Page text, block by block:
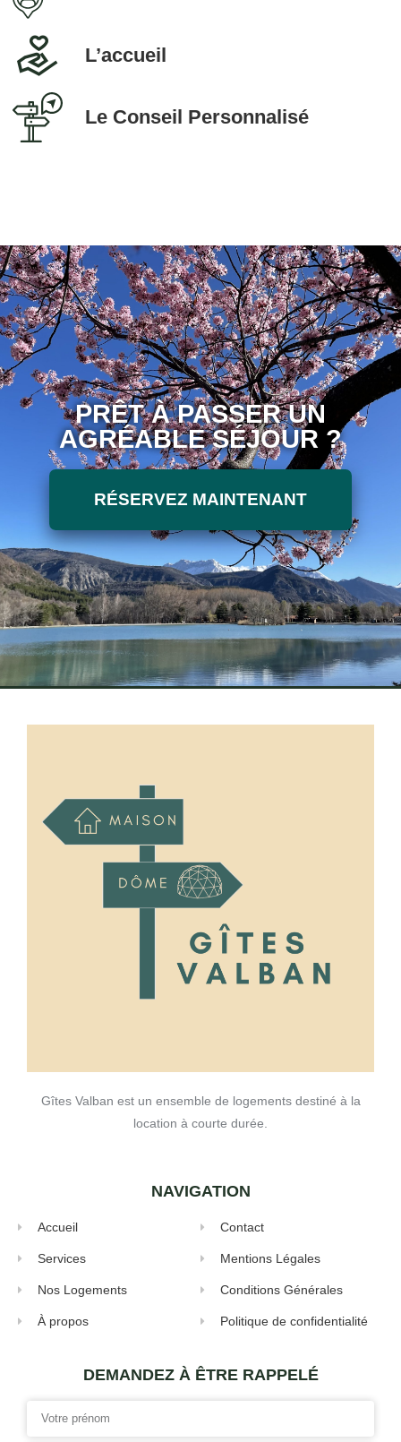
L’accueil
Le Conseil Personnalisé
PRÊT À PASSER UN
AGRÉABLE SÉJOUR ?
RÉSERVEZ MAINTENANT
Gîtes Valban est un ensemble de logements destiné à la
location à courte durée.
NAVIGATION
Accueil
Services
Nos Logements
À propos
Contact
Mentions Légales
Conditions Générales
Politique de confidentialité
DEMANDEZ À ÊTRE RAPPELÉ